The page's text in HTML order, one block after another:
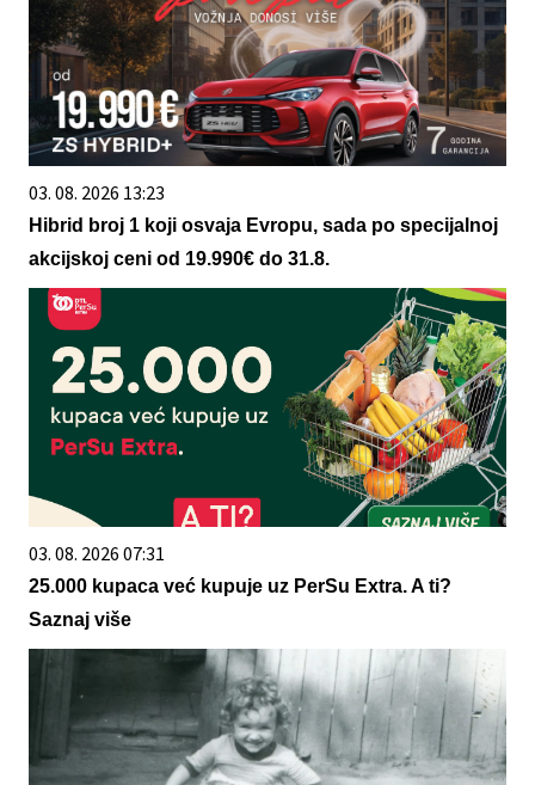
03. 08. 2026 13:23
Hibrid broj 1 koji osvaja Evropu, sada po specijalnoj
akcijskoj ceni od 19.990€ do 31.8.
03. 08. 2026 07:31
25.000 kupaca već kupuje uz PerSu Extra. A ti?
Saznaj više